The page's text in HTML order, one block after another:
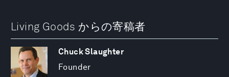
Living Goods からの寄稿者
Chuck Slaughter
Founder